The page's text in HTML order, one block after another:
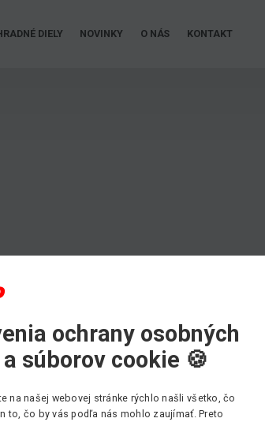
DIELY NOVINKY O NÁS KONTAKT
ochrany osobných
súborov cookie 🍪
na našej webovej stránke rýchlo našli všetko, čo
to, čo by vás podľa nás mohlo zaujímať. Preto